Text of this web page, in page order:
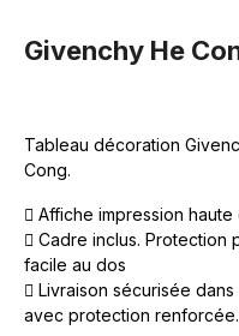
Givenchy He
Tableau décoration
Cong.
Affiche impression haute
Cadre inclus. Protection
facile au dos
Livraison sécurisée
avec protection renforcée.